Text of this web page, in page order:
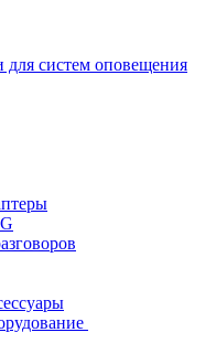
для систем оповещения